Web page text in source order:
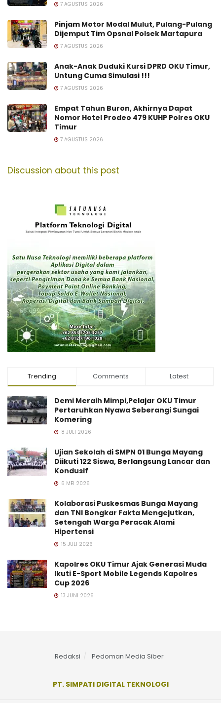
7 AGUSTUS 2026
Pinjam Motor Modal Mulut, Pulang-Pulang
Dijemput Tim Opsnal Polsek Martapura
7 AGUSTUS 2026
Anak-Anak Duduki Kursi DPRD OKU Timur,
Untung Cuma Simulasi !!!
7 AGUSTUS 2026
Empat Tahun Buron, Akhirnya Dapat
Nomor Hotel Prodeo 479 KUHP Polres OKU
Timur
7 AGUSTUS 2026
Discussion about this post
Trending Comments Latest
Demi Meraih Mimpi,Pelajar OKU Timur
Pertaruhkan Nyawa Seberangi Sungai
Komering
8 JULI 2026
Ujian Sekolah di SMPN 01 Bunga Mayang
Diikuti 122 Siswa, Berlangsung Lancar dan
Kondusif
6 MEI 2026
Kolaborasi Puskesmas Bunga Mayang
dan TNI Bongkar Fakta Mengejutkan,
Setengah Warga Peracak Alami
Hipertensi
15 JULI 2026
Kapolres OKU Timur Ajak Generasi Muda
Ikuti E-Sport Mobile Legends Kapolres
Cup 2026
13 JUNI 2026
Redaksi Pedoman Media Siber
PT. SIMPATI DIGITAL TEKNOLOGI